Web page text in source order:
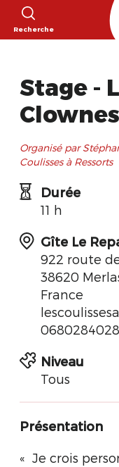
Recherche
Stage -
Organisé par
Coulisses à Ressorts
Durée
11 h
Gîte Le
922 route
38620
France
0680284028
Niveau
Tous
Présentation
« Je crois